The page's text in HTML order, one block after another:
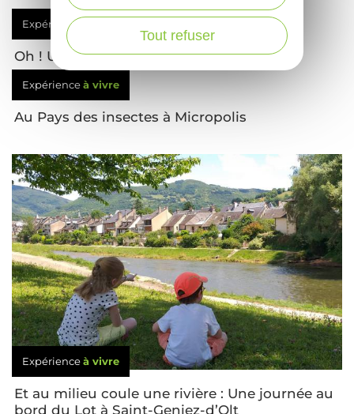
Expérience
Oh ! Un dinosaure, un vrai !
Expérienceà vivre
Au Pays des insectes à Micropolis
Expérienceà vivre
Et au milieu coule une rivière : Une journée au
bord du Lot à Saint-Geniez-d’Olt
Tout refuser